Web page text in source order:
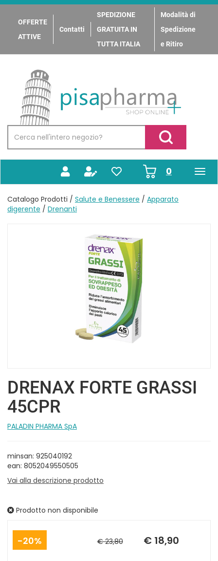
Passa
contenuto
principale
OFFERTE
ATTIVE
Contatti
SPEDIZIONE
GRATUITA IN
TUTTA ITALIA
Modalità di
Spedizione
e Ritiro
PisaPharma
Prodotto
Cerca Prodotto
0prodotti
inseriti
Catalogo Prodotti / Salute e Benessere / Apparato
digerente / Drenanti
DRENAX FORTE GRASSI
45CPR
PALADIN PHARMA SpA
minsan: 925040192
ean: 8052049550505
Vai alla descrizione prodotto
Prodotto non disponibile
20% € 23,80
scontato
€ 18,90